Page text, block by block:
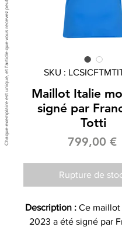
SKU :
Maillot Italie
signé par
Totti
799,00 €
Rupture de
Description : Ce
2023 a été signé par